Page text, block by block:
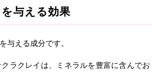
与える効果
与える成分です。
ラクレイは、ミネラルを豊富に含んで